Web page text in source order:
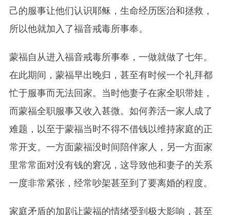
己的服事让他们认识耶稣，生命经历医治和拯救，
所以他就加入了福音戒毒所事奉。
蒙福自从进入福音戒毒所事奉，一做就做了七年。
在此期间，蒙福早出晚归，甚至有时候一个礼拜都
忙于服事而无法回家。当时他妻子在家全职带娃，
而蒙福全职服事又收入甚微。如何养活一家人成了
难题，以至于蒙福当时不得不借钱以维持家庭的正
常开支。一方面蒙福没时间陪伴家人，另一方面家
里常常面对没有钱的窘况，这导致他和妻子的关系
一度非常紧张，经常吵架甚至到了要离婚的程度。
家庭矛盾的加剧让蒙福的情绪受到极大影响，甚至